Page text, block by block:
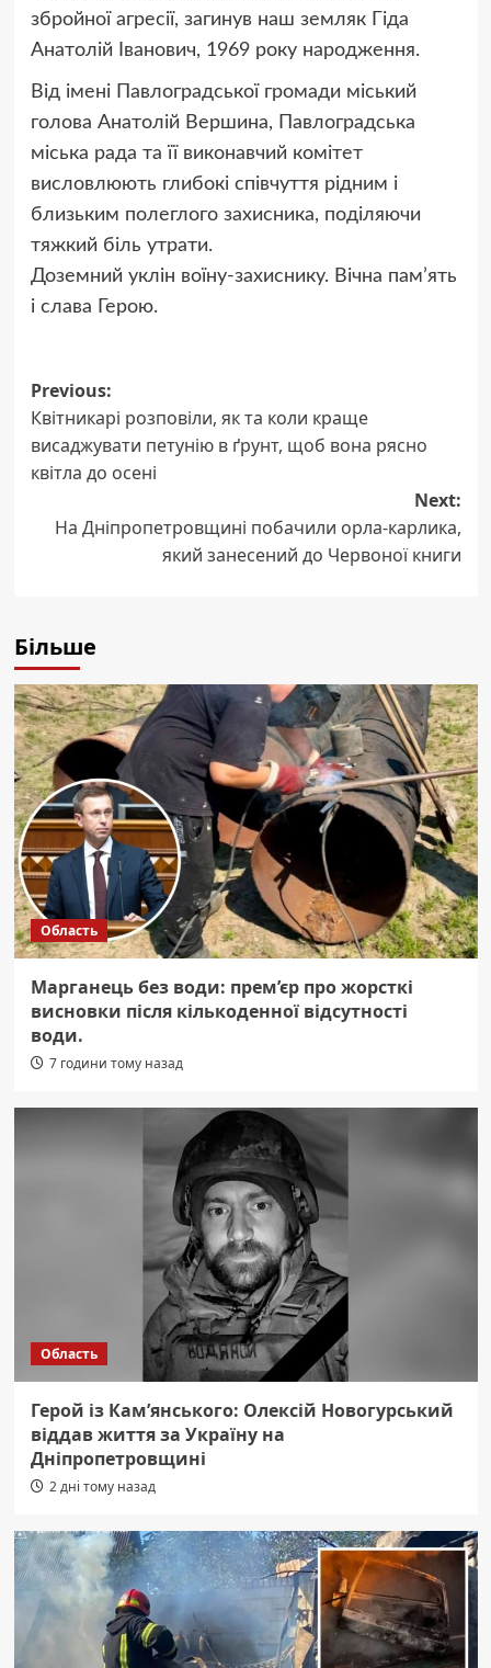
збройної агресії, загинув наш земляк Гіда
Анатолій Іванович, 1969 року народження.
Від імені Павлоградської громади міський
голова Анатолій Вершина, Павлоградська
міська рада та її виконавчий комітет
висловлюють глибокі співчуття рідним і
близьким полеглого захисника, поділяючи
тяжкий біль утрати.
Доземний уклін воїну-захиснику. Вічна пам’ять
і слава Герою.
Post
navigation
Previous:
Квітникарі розповіли, як та коли краще
висаджувати петунію в ґрунт, щоб вона рясно
квітла до осені
Next:
На Дніпропетровщині побачили орла-карлика,
який занесений до Червоної книги
Більше
Область
Марганець без води: прем’єр про жорсткі
висновки після кількоденної відсутності
води.
7 години тому назад
Область
Герой із Кам’янського: Олексій Новогурський
віддав життя за Україну на
Дніпропетровщині
2 дні тому назад